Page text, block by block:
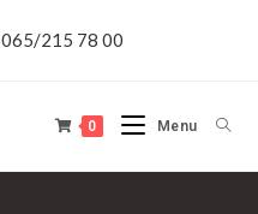
065/215 78 00
0 Menu